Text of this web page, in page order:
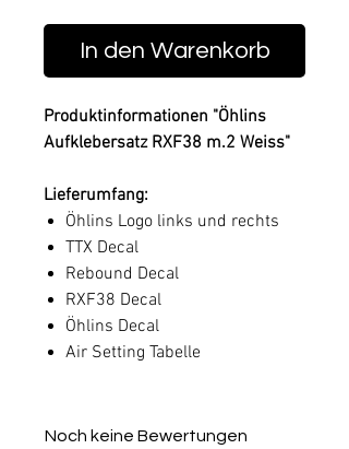
In den Warenkorb
Produktinformationen "Öhlins
Aufklebersatz RXF38 m.2 Weiss"
Lieferumfang:
Öhlins Logo links und rechts
TTX Decal
Rebound Decal
RXF38 Decal
Öhlins Decal
Air Setting Tabelle
Noch keine Bewertungen